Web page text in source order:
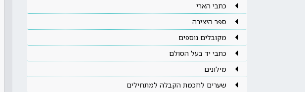
כתבי הארי
ספר היצירה
מקובלים נוספים
כתבי יד בעל הסולם
מילונים
שערים לחכמת הקבלה למתחילים